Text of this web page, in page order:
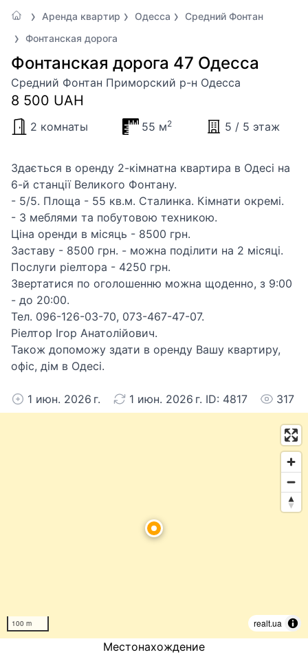
Аренда квартир Одесса
Средний Фонтан
Фонтанская дорога
Фонтанская дорога 47 Одесса
Средний Фонтан Приморский р-н Одесса
8 500 UAH
2 комнаты 55 м2 5 / 5 этаж
Здається в оренду 2-кімнатна квартира в Одесі на
6-й станції Великого Фонтану.
- 5/5. Площа - 55 кв.м. Сталинка. Кімнати окремі.
- З меблями та побутовою техникою.
Ціна оренди в місяць - 8500 грн.
Заставу - 8500 грн. - можна поділити на 2 місяці.
Послуги ріелтора - 4250 грн.
Звертатися по оголошенню можна щоденно, з 9:00
- до 20:00.
Тел. 096-126-03-70, 073-467-47-07.
Ріелтор Ігор Анатолійович.
Також допоможу здати в оренду Вашу квартиру,
офіс, дім в Одесі.
1 июн. 2026 г. 1 июн. 2026 г. ID: 4817 317
100 m realt.ua
Местонахождение